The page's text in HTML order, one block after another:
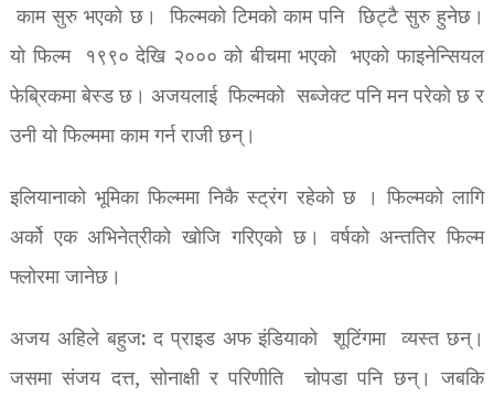
काम सुरु भएको छ। फिल्मको टिमको काम पनि छिट्टै सुरु हुनेछ।
यो फिल्म १९९० देखि २००० को बीचमा भएको भएको फाइनेन्सियल
फेब्रिकमा बेस्ड छ। अजयलाई फिल्मको सब्जेक्ट पनि मन परेको छ र
उनी यो फिल्ममा काम गर्न राजी छन्।
इलियानाको भूमिका फिल्ममा निकै स्ट्रंग रहेको छ । फिल्मको लागि
अर्को एक अभिनेत्रीको खोजि गरिएको छ। वर्षको अन्ततिर फिल्म
फ्लोरमा जानेछ।
अजय अहिले बहुज: द प्राइड अफ इंडियाको शूटिंगमा व्यस्त छन्।
जसमा संजय दत्त, सोनाक्षी र परिणीति चोपडा पनि छन्। जबकि